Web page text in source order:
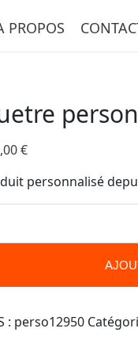
PROPOS
€
personnalisé
: perso12950